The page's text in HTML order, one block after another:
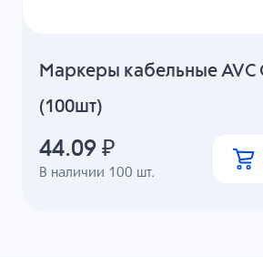
Маркеры кабельные AVC
(100шт)
В наличии 100 шт.
44.09 ₽